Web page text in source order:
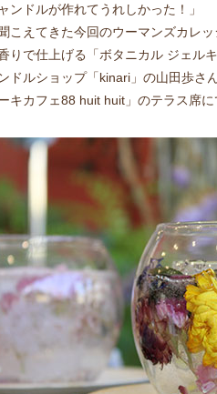
ンドルが作れてうれしかった！」
こえてきた今回のウーマンズカレ
りで仕上げる「ボタニカル ジェル
ドルショップ「kinari」の山田歩さ
キカフェ88 huit huit」のテラス席に